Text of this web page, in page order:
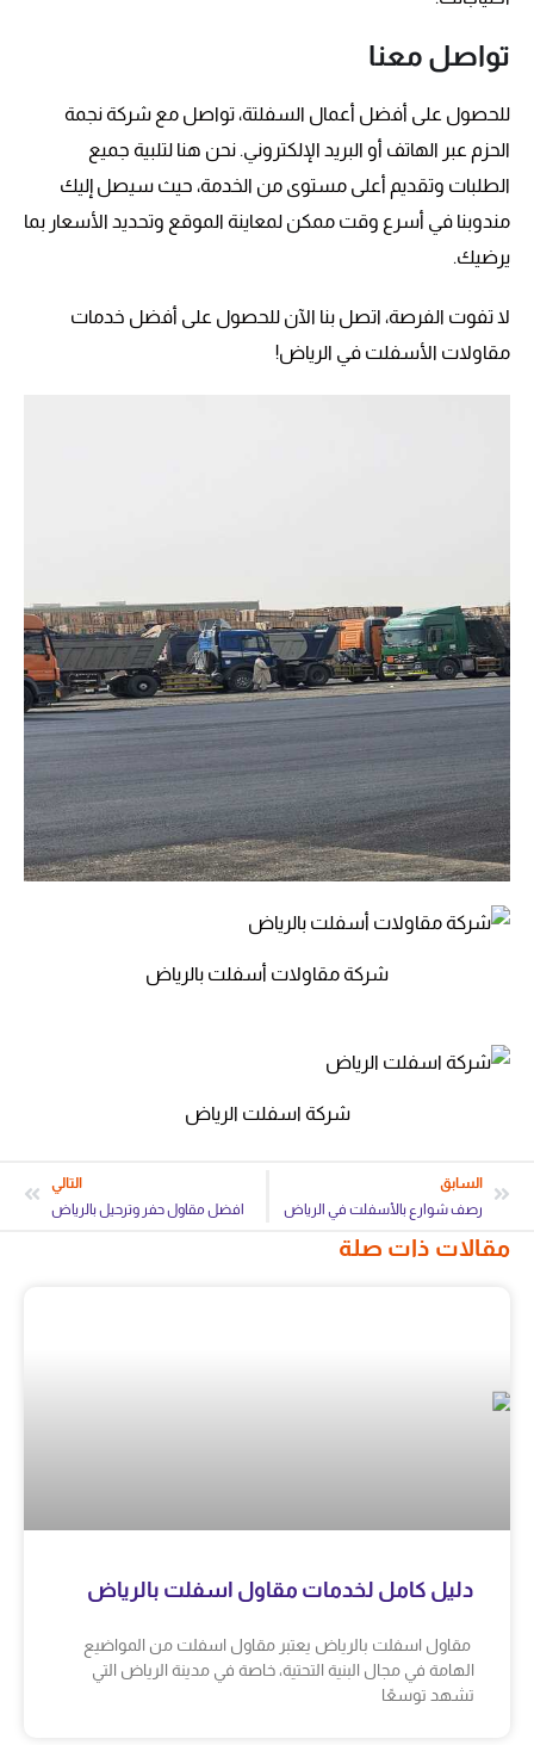
تواصل معنا
للحصول على أفضل أعمال السفلتة، تواصل مع شركة نجمة
الحزم عبر الهاتف أو البريد الإلكتروني. نحن هنا لتلبية جميع
الطلبات وتقديم أعلى مستوى من الخدمة، حيث سيصل إليك
مندوبنا في أسرع وقت ممكن لمعاينة الموقع وتحديد الأسعار بما
يرضيك.
لا تفوت الفرصة، اتصل بنا الآن للحصول على أفضل خدمات
مقاولات الأسفلت في الرياض!
شركة مقاولات أسفلت بالرياض
شركة اسفلت الرياض
السابق
رصف شوارع بالأسفلت في الرياض
التالي
افضل مقاول حفر وترحيل بالرياض
مقالات ذات صلة
دليل كامل لخدمات مقاول اسفلت بالرياض
مقاول اسفلت بالرياض يعتبر مقاول اسفلت من المواضيع
الهامة في مجال البنية التحتية، خاصة في مدينة الرياض التي
تشهد توسعًا